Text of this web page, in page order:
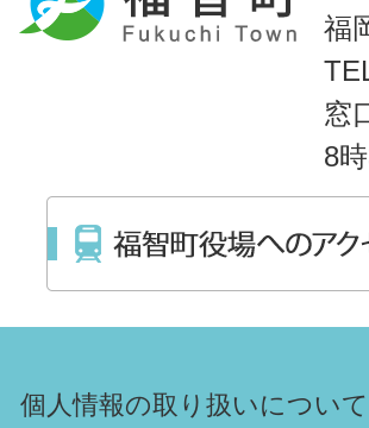
福
窓
8
個人情報の取り扱いについて